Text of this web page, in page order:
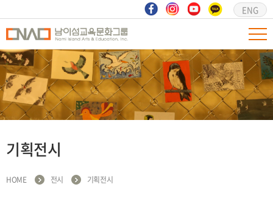
ENG
기획전시
HOME 전시 기획전시